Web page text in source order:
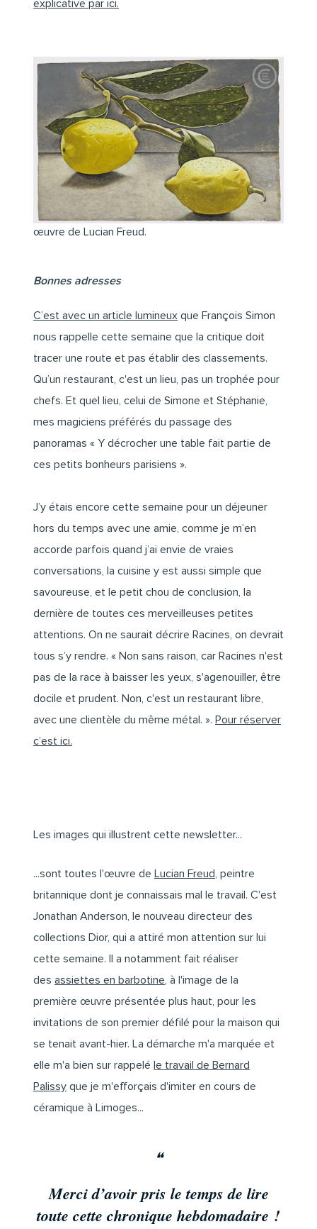
explicative par ici.
œuvre de Lucian Freud.
Bonnes adresses
C’est avec un article lumineux que François Simon
nous rappelle cette semaine que la critique doit
tracer une route et pas établir des classements.
Qu’un restaurant, c'est un lieu, pas un trophée pour
chefs. Et quel lieu, celui de Simone et Stéphanie,
mes magiciens préférés du passage des
panoramas « Y décrocher une table fait partie de
ces petits bonheurs parisiens ».
J’y étais encore cette semaine pour un déjeuner
hors du temps avec une amie, comme je m’en
accorde parfois quand j’ai envie de vraies
conversations, la cuisine y est aussi simple que
savoureuse, et le petit chou de conclusion, la
dernière de toutes ces merveilleuses petites
attentions. On ne saurait décrire Racines, on devrait
tous s’y rendre. « Non sans raison, car Racines n'est
pas de la race à baisser les yeux, s'agenouiller, être
docile et prudent. Non, c'est un restaurant libre,
avec une clientèle du même métal. ». Pour réserver
c’est ici.
Les images qui illustrent cette newsletter...
...sont toutes l'œuvre de Lucian Freud, peintre
britannique dont je connaissais mal le travail. C'est
Jonathan Anderson, le nouveau directeur des
collections Dior, qui a attiré mon attention sur lui
cette semaine. Il a notamment fait réaliser
des assiettes en barbotine, à l'image de la
première œuvre présentée plus haut, pour les
invitations de son premier défilé pour la maison qui
se tenait avant-hier. La démarche m'a marquée et
elle m'a bien sur rappelé le travail de Bernard
Palissy que je m'efforçais d'imiter en cours de
céramique à Limoges...
❝
Merci d’avoir pris le temps de lire
toute cette chronique hebdomadaire !